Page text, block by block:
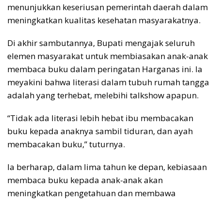
menunjukkan keseriusan pemerintah daerah dalam
meningkatkan kualitas kesehatan masyarakatnya.
Di akhir sambutannya, Bupati mengajak seluruh
elemen masyarakat untuk membiasakan anak-anak
membaca buku dalam peringatan Harganas ini. Ia
meyakini bahwa literasi dalam tubuh rumah tangga
adalah yang terhebat, melebihi talkshow apapun.
“Tidak ada literasi lebih hebat ibu membacakan
buku kepada anaknya sambil tiduran, dan ayah
membacakan buku,” tuturnya.
Ia berharap, dalam lima tahun ke depan, kebiasaan
membaca buku kepada anak-anak akan
meningkatkan pengetahuan dan membawa